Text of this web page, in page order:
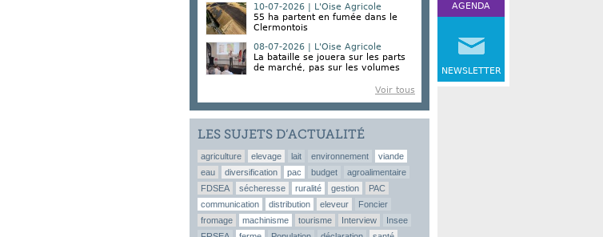
AGENDA
NEWSLETTER
10-07-2026 | L'Oise Agricole
55 ha partent en fumée dans le
Clermontois
08-07-2026 | L'Oise Agricole
La bataille se jouera sur les parts
de marché, pas sur les volumes
Voir tous
LES SUJETS D’ACTUALITÉ
agriculture elevage lait environnement
viande
eau
diversification pac budget
agroalimentaire
FDSEA
sécheresse ruralité gestion
PAC
communication
distribution eleveur
Foncier
fromage
machinisme tourisme Interview
Insee